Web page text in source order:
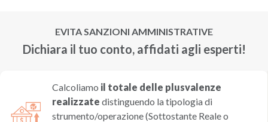
EVITA SANZIONI AMMINISTRATIVE
Dichiara il tuo conto, affidati agli esperti!
Calcoliamo il totale delle plusvalenze
realizzate distinguendo la tipologia di
strumento/operazione (Sottostante Reale o